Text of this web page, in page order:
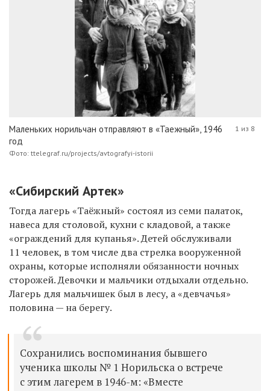
Маленьких норильчан отправляют в «Таежный», 1946
год
Фото: ttelegraf.ru/projects/avtografyi-istorii
1 из 8
«Сибирский Артек»
Тогда лагерь «Таёжный» состоял из семи палаток,
навеса для столовой, кухни с кладовой, а также
«ограждений для купанья». Детей обслуживали
11 человек, в том числе два стрелка вооруженной
охраны, которые исполняли обязанности ночных
сторожей. Девочки и мальчики отдыхали отдельно.
Лагерь для мальчишек был в лесу, а «девчачья»
половина — на берегу.
Сохранились воспоминания бывшего
ученика школы № 1 Норильска о встрече
с этим лагерем в 1946-м: «Вместе